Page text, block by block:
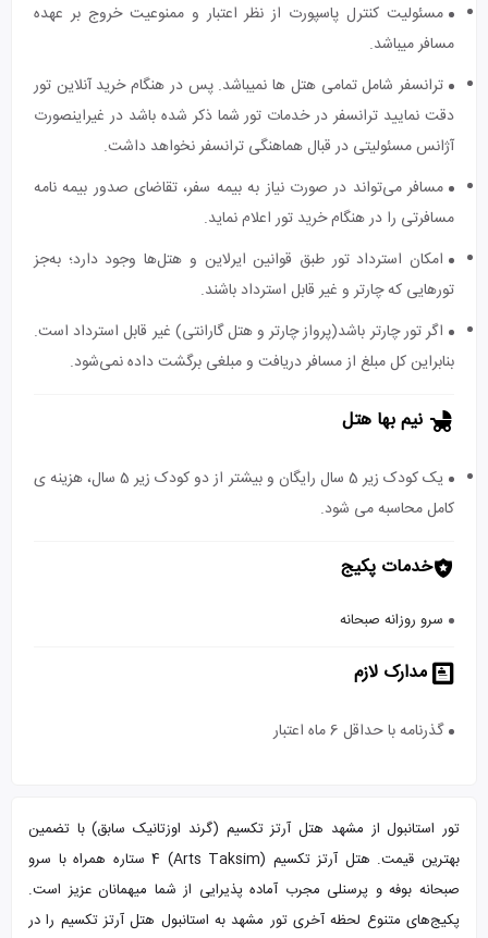
مسئولیت کنترل پاسپورت از نظر اعتبار و ممنوعیت خروج بر عهده
مسافر میباشد.
ترانسفر شامل تمامی هتل ها نمیباشد. پس در هنگام خرید آنلاین تور
دقت نمایید ترانسفر در خدمات تور شما ذکر شده باشد در غیراینصورت
آژانس مسئولیتی در قبال هماهنگی ترانسفر نخواهد داشت.
مسافر می‌تواند در صورت نیاز به بیمه سفر، تقاضای صدور بیمه نامه
مسافرتی را در هنگام خرید تور اعلام نماید.
امکان استرداد تور طبق قوانین ایرلاین و هتل‌ها وجود دارد؛ به‌جز
تورهایی که چارتر و غیر قابل استرداد باشند.
اگر تور چارتر باشد(پرواز چارتر و هتل گارانتی) غیر قابل استرداد است.
بنابراین کل مبلغ از مسافر دریافت و مبلغی برگشت داده نمی‌شود.
نیم بها هتل
یک کودک زیر 5 سال رایگان و بیشتر از دو کودک زیر 5 سال، هزینه ی
کامل محاسبه می شود.
خدمات پکیج
سرو روزانه صبحانه
مدارک لازم
گذرنامه با حداقل 6 ماه اعتبار
تور استانبول از مشهد هتل آرتز تکسیم (گرند اوزتانیک سابق) با تضمین
بهترین قیمت. هتل آرتز تکسیم (Arts Taksim) 4 ستاره همراه با سرو
صبحانه بوفه و پرسنلی مجرب آماده پذیرایی از شما میهمانان عزیز است.
پکیج‌های متنوع لحظه آخری تور مشهد به استانبول هتل آرتز تکسیم را در